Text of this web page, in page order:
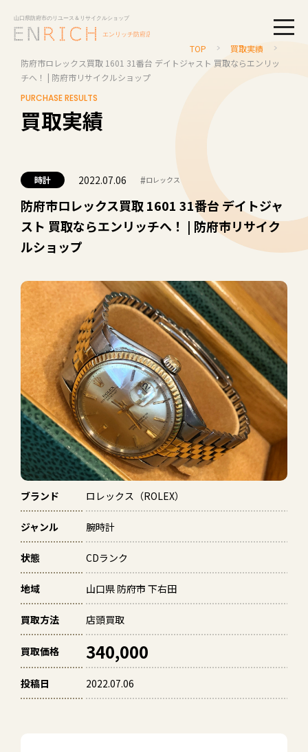
TOP
買取実績
防府市ロレックス買取 1601 31番台 デイトジャスト 買取ならエンリッ
チへ！ | 防府市リサイクルショップ
PURCHASE RESULTS
買取実績
時計 2022.07.06 #ロレックス
防府市ロレックス買取 1601 31番台 デイトジャ
スト 買取ならエンリッチへ！ | 防府市リサイク
ルショップ
ブランド ロレックス（ROLEX）
ジャンル 腕時計
状態 CDランク
地域 山口県 防府市 下右田
買取方法 店頭買取
買取価格 340,000
投稿日 2022.07.06